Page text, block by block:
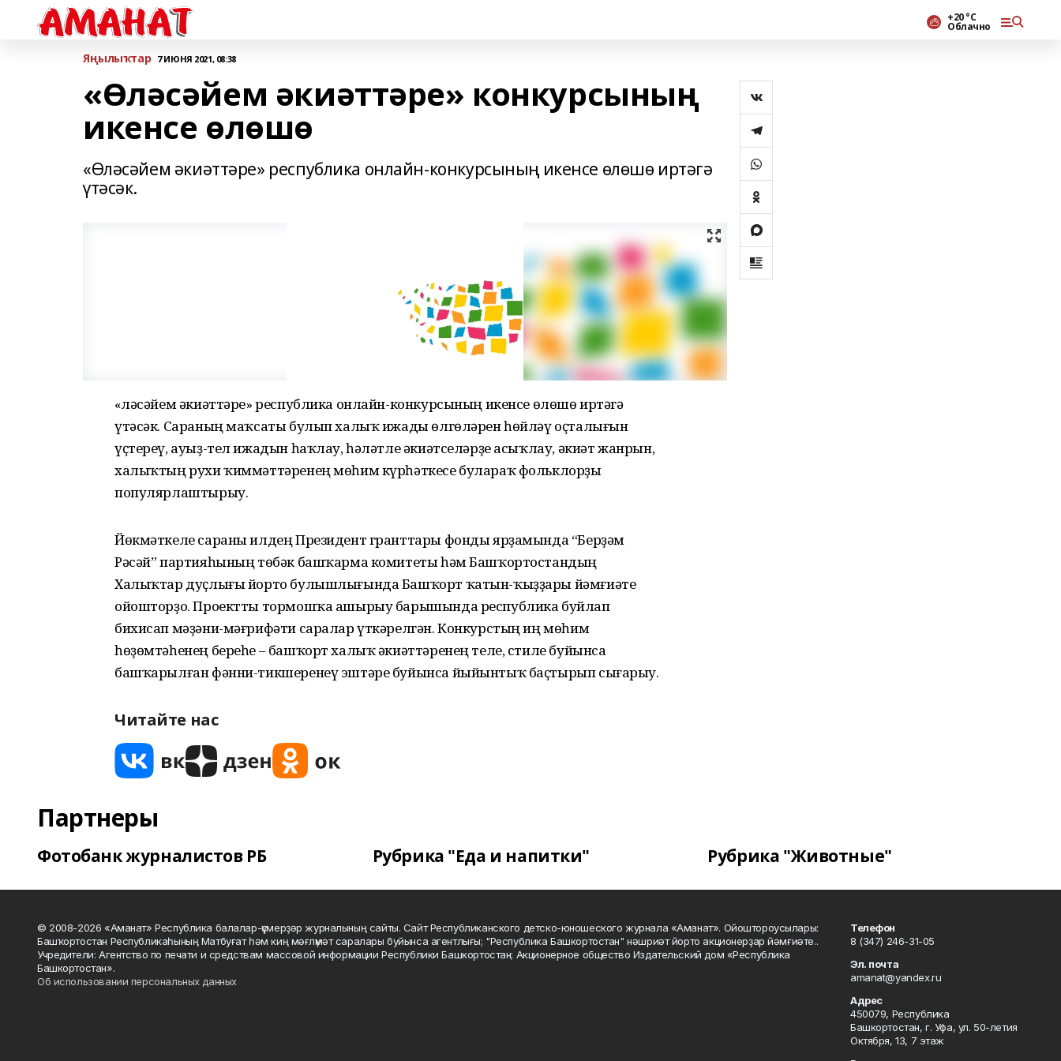
+20 °С
Облачно
Яңылыҡтар 7 ИЮНЯ 2021, 08:38
«Өләсәйем әкиәттәре» конкурсының
икенсе өлөшө
«Өләсәйем әкиәттәре» республика онлайн-конкурсының икенсе өлөшө иртәгә
үтәсәк.
«Өләсәйем әкиәттәре» республика онлайн-конкурсының икенсе өлөшө иртәгә
үтәсәк. Сараның маҡсаты булып халыҡ ижады өлгөләрен һөйләү оҫталығын
үҫтереү, ауыҙ-тел ижадын һаҡлау, һәләтле әкиәтселәрҙе асыҡлау, әкиәт жанрын,
халыҡтың рухи ҡиммәттәренең мөһим күрһәткесе булараҡ фольклорҙы
популярлаштырыу.
Йөкмәткеле сараны илдең Президент гранттары фонды ярҙамында “Берҙәм
Рәсәй” партияһының төбәк башҡарма комитеты һәм Башҡортостандың
Халыҡтар дуҫлығы йорто булышлығында Башҡорт ҡатын-ҡыҙҙары йәмғиәте
ойошторҙо. Проектты тормошҡа ашырыу барышында республика буйлап
бихисап мәҙәни-мәғрифәти саралар үткәрелгән. Конкурстың иң мөһим
һөҙөмтәһенең береһе – башҡорт халыҡ әкиәттәренең теле, стиле буйынса
башҡарылған фәнни-тикшеренеү эштәре буйынса йыйынтыҡ баҫтырып сығарыу.
Читайте нас
Партнеры
Фотобанк журналистов РБ Рубрика "Еда и напитки" Рубрика "Животные"
© 2008-2026 «Аманат» Республика балалар-үҫмерҙәр журналының сайты. Сайт Республиканского детско-юношеского журнала «Аманат». Ойоштороусылары:
Башҡортостан Республикаһының Матбуғат һәм киң мәғлүмәт саралары буйынса агентлығы; "Республика Башкортостан" нәшриәт йорто акционерҙар йәмғиәте..
Учредители: Агентство по печати и средствам массовой информации Республики Башкортостан; Акционерное общество Издательский дом «Республика
Башкортостан».
Об использовании персональных данных
Телефон
8 (347) 246-31-05
Эл. почта
amanat@yandex.ru
Адрес
450079, Республика
Башкортостан, г. Уфа, ул. 50-летия
Октября, 13, 7 этаж